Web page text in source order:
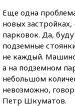
Еще одна
новых
парковок. Да,
подземные
не каждый.
а на подземном
небольшом
невозможно,
Петр Шкуматов.